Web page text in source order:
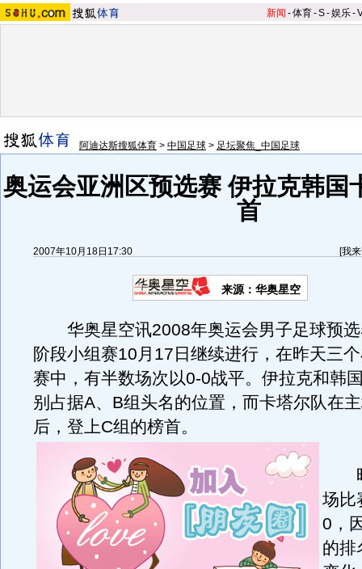
新闻 -体育-S-娱乐-
阿迪达斯搜狐体育 > 中国足球 > 足坛聚焦_中国足球
奥运会亚洲区预选赛 伊拉克韩国
首
2007年10月18日17:30 [我
来源：华奥星空
华奥星空讯2008年奥运会男子足球预选
阶段小组赛10月17日继续进行，在昨天三
赛中，有半数场次以0-0战平。伊拉克和韩
别占据A、B组头名的位置，而卡塔尔队在
后，登上C组的榜首。
昨
场比
0，
的排